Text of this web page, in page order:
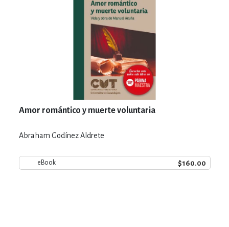
Amor romántico y muerte voluntaria
Abraham Godínez Aldrete
eBook $160.00